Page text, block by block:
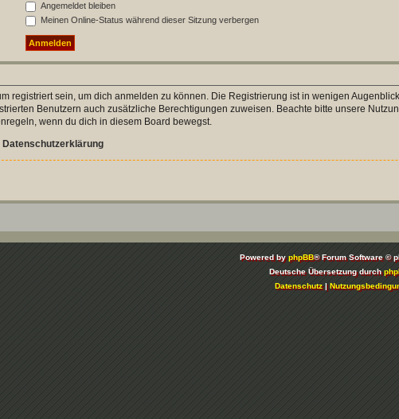
Angemeldet bleiben
Meinen Online-Status während dieser Sitzung verbergen
registriert sein, um dich anmelden zu können. Die Registrierung ist in wenigen
Benutzern auch zusätzliche Berechtigungen zuweisen. Beachte bitte unsere
wenn du dich in diesem Board bewegst.
Datenschutzerklärung
Powered byphpBB® Forum Software ©
Deutsche Übersetzung durch
Datenschutz|